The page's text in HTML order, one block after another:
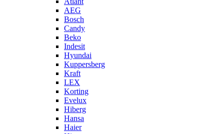
AEG
Bosch
Candy
Beko
Indesit
Hyundai
Kuppersberg
Kraft
LEX
Korting
Evelux
Hiberg
Hansa
Haier